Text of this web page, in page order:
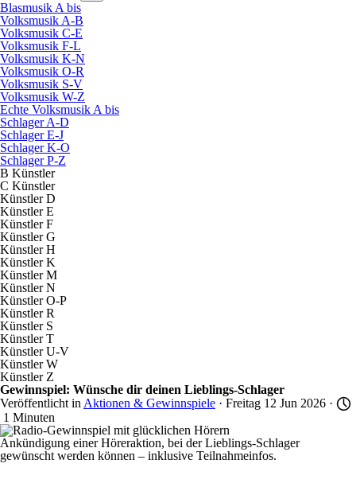
Blasmusik A bis
Volksmusik A-B
Volksmusik C-E
Volksmusik F-L
Volksmusik K-N
Volksmusik O-R
Volksmusik S-V
Volksmusik W-Z
Echte Volksmusik A bis
Schlager A-D
Schlager E-J
Schlager K-O
Schlager P-Z
B Künstler
C Künstler
Künstler D
Künstler E
Künstler F
Künstler G
Künstler H
Künstler K
Künstler M
Künstler N
Künstler O-P
Künstler R
Künstler S
Künstler T
Künstler U-V
Künstler W
Künstler Z
Gewinnspiel: Wünsche dir deinen Lieblings-Schlager
Veröffentlicht in Aktionen & Gewinnspiele · Freitag 12 Jun 2026 ·
1 Minuten
Ankündigung einer Höreraktion, bei der Lieblings-Schlager
gewünscht werden können – inklusive Teilnahmeinfos.